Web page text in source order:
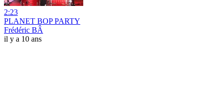
2:23
PLANET BOP PARTY
Frédéric BÂ
il y a 10 ans